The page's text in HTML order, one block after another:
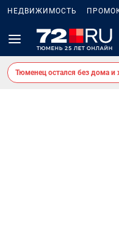
НЕДВИЖИМОСТЬ
Тюменец остался без дома и